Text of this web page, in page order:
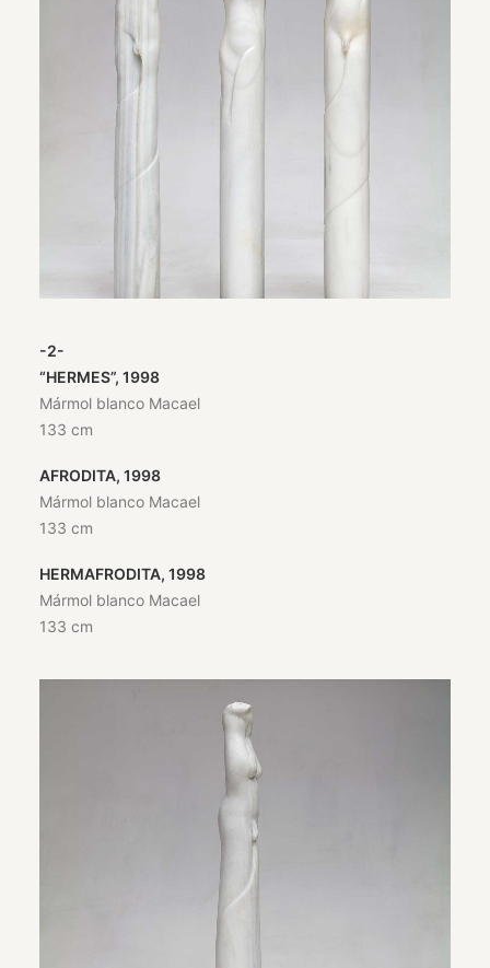
-2-
“HERMES”, 1998
Mármol blanco Macael
133 cm
AFRODITA, 1998
Mármol blanco Macael
133 cm
HERMAFRODITA, 1998
Mármol blanco Macael
133 cm